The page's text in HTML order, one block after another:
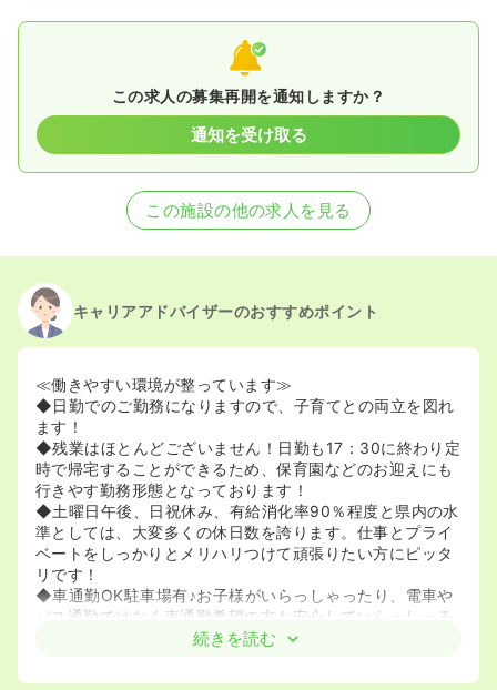
この求人の募集再開を通知しますか？
通知を受け取る
この施設の他の求人を見る
キャリアアドバイザーのおすすめポイント
≪働きやすい環境が整っています≫
◆日勤でのご勤務になりますので、子育てとの両立を図れ
ます！
◆残業はほとんどございません！日勤も17：30に終わり定
時で帰宅することができるため、保育園などのお迎えにも
行きやす勤務形態となっております！
◆土曜日午後、日祝休み、有給消化率90％程度と県内の水
準としては、大変多くの休日数を誇ります。仕事とプライ
ベートをしっかりとメリハリつけて頑張りたい方にピッタ
リです！
◆車通勤OK駐車場有♪お子様がいらっしゃったり、電車や
バス通勤ではなく車通勤希望の方も安心していらっしゃる
月3日）など長期休みも取れて嬉しいですね！
続きを読む